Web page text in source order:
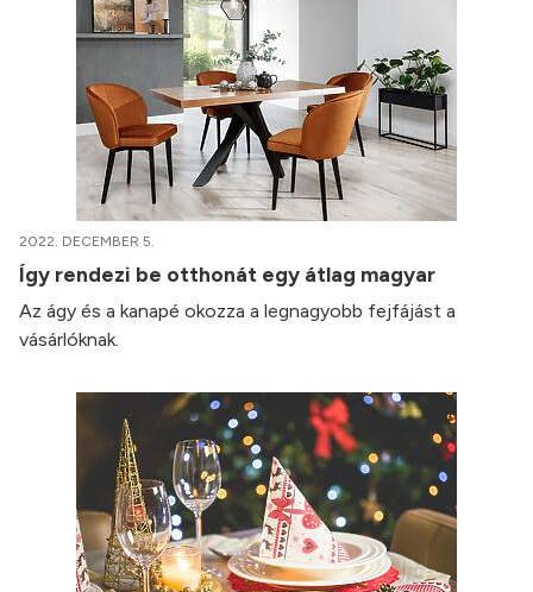
2022. DECEMBER 5.
Így rendezi be otthonát egy átlag magyar
Az ágy és a kanapé okozza a legnagyobb fejfájást a
vásárlóknak.